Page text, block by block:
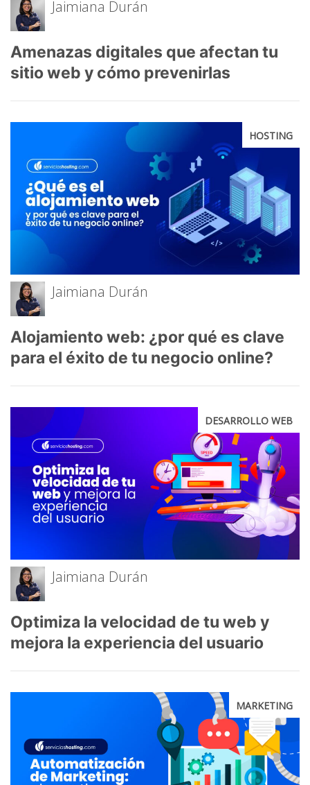
Jaimiana Durán
Amenazas digitales que afectan tu
sitio web y cómo prevenirlas
HOSTING
Jaimiana Durán
Alojamiento web: ¿por qué es clave
para el éxito de tu negocio online?
DESARROLLO WEB
Jaimiana Durán
Optimiza la velocidad de tu web y
mejora la experiencia del usuario
MARKETING